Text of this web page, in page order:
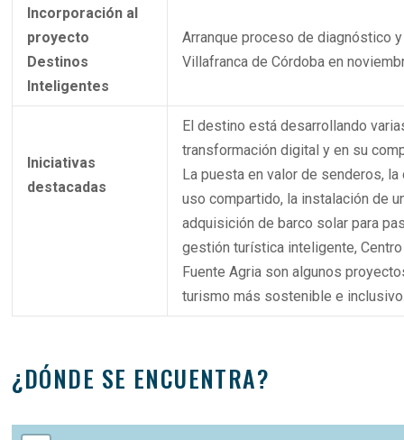
Incorporación al
proyecto
Destinos
Inteligentes
Arranque proceso de diagnóstico
Villafranca de Córdoba en
Iniciativas
destacadas
El destino está desarrollando
transformación digital y en su
La puesta en valor de senderos,
uso compartido, la instalación de
adquisición de barco solar para
gestión turística inteligente,
Fuente Agria son algunos
turismo más sostenible e
¿DÓNDE SE ENCUENTRA?